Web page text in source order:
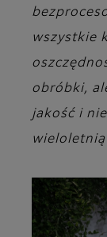
wszystkie
obróbki,
jakość i
wieloletnią